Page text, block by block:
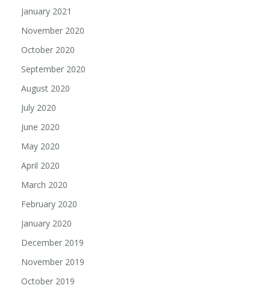
January 2021
November 2020
October 2020
September 2020
August 2020
July 2020
June 2020
May 2020
April 2020
March 2020
February 2020
January 2020
December 2019
November 2019
October 2019